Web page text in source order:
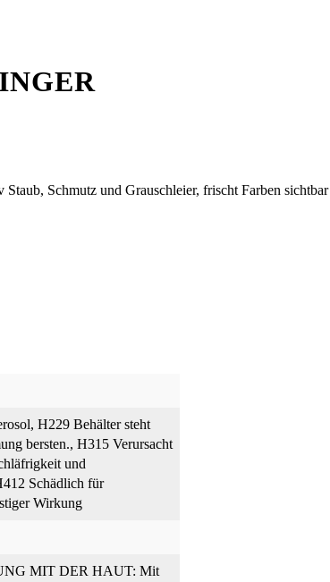
Schmutz und Grauschleier, frischt Farben sichtbar
, H229 Behälter steht
bersten., H315 Verursacht
und
Schädlich für
Wirkung
MIT DER HAUT: Mit